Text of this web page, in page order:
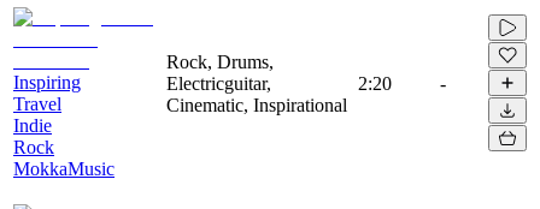
Inspiring
Travel
Indie
Rock
MokkaMusic
Rock, Drums,
Electricguitar,
Cinematic, Inspirational
2:20 -